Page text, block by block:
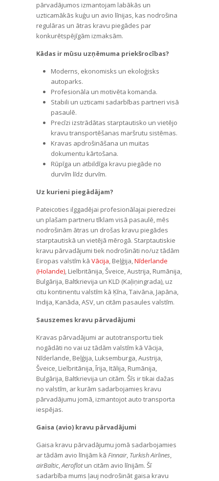
pārvadājumos izmantojam labākās un
uzticamākās kuģu un avio līnijas, kas nodrošina
regulāras un ātras kravu piegādes par
konkurētspējīgām izmaksām.
Kādas ir mūsu uzņēmuma priekšrocības?
Moderns, ekonomisks un ekoloģisks
autoparks.
Profesionāla un motivēta komanda.
Stabili un uzticami sadarbības partneri visā
pasaulē.
Precīzi izstrādātas starptautisko un vietējo
kravu transportēšanas maršrutu sistēmas.
Kravas apdrošināšana un muitas
dokumentu kārtošana.
Rūpīga un atbildīga kravu piegāde no
durvīm līdz durvīm.
Uz kurieni piegādājam?
Pateicoties ilggadējai profesionālajai pieredzei
un plašam partneru tīklam visā pasaulē, mēs
nodrošinām ātras un drošas kravu piegādes
starptautiskā un vietējā mērogā. Starptautiskie
kravu pārvadājumi tiek nodrošināti no/uz tādām
Eiropas valstīm kā Vācija, Beļģija,Nīderlande
(Holande), Lielbritānija, Šveice, Austrija, Rumānija,
Bulgārija, Baltkrievija un KLD (Kaļiņingrada), uz
citu kontinentu valstīm kā Ķīna, Taivāna, Japāna,
Indija, Kanāda, ASV, un citām pasaules valstīm.
Sauszemes kravu pārvadājumi
Kravas pārvadājumi ar autotransportu tiek
nogādāti no vai uz tādām valstīm kā Vācija,
Nīderlande, Beļģija, Luksemburga, Austrija,
Šveice, Lielbritānija, Īrija, Itālija, Rumānija,
Bulgārija, Baltkrievija un citām. Šīs ir tikai dažas
no valstīm, ar kurām sadarbojamies kravu
pārvadājumu jomā, izmantojot auto transporta
iespējas.
Gaisa (avio) kravu pārvadājumi
Gaisa kravu pārvadājumu jomā sadarbojamies
ar tādām avio līnijām kā Finnair, Turkish Airlines,
airBaltic,Aeroflotun citām avio līnijām. Šī
sadarbība mums ļauj nodrošināt gaisa kravu